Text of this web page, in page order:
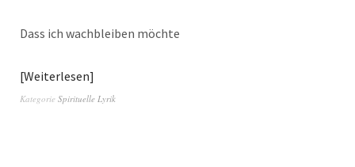
Dass ich wachbleiben möchte
Weiterlesen
Kategorie Spirituelle Lyrik